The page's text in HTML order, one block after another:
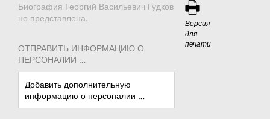
Биография Георгий Васильевич Гудков
не представлена.
ОТПРАВИТЬ ИНФОРМАЦИЮ О
ПЕРСОНАЛИИ …
Добавить дополнительную
информацию о персоналии …
Версия
для
печати